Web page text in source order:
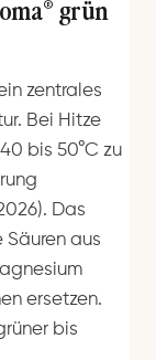
grün
zentrales
Bei Hitze
bis 50°C zu
Das
aus
ersetzen.
bis